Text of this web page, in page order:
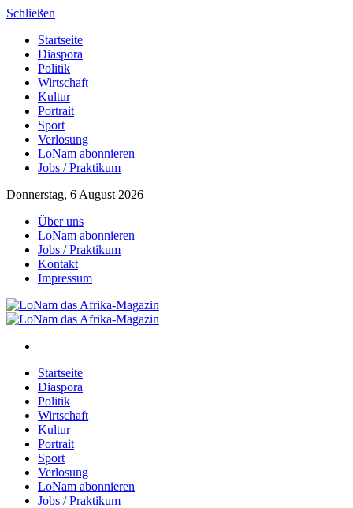
Schließen
Startseite
Diaspora
Politik
Wirtschaft
Kultur
Portrait
Sport
Verlosung
LoNam abonnieren
Jobs / Praktikum
Donnerstag, 6 August 2026
Über uns
LoNam abonnieren
Jobs / Praktikum
Kontakt
Impressum
Startseite
Diaspora
Politik
Wirtschaft
Kultur
Portrait
Sport
Verlosung
LoNam abonnieren
Jobs / Praktikum